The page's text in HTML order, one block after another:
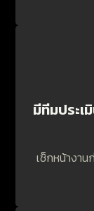
มีทีมประเ
เช็กหน้างา